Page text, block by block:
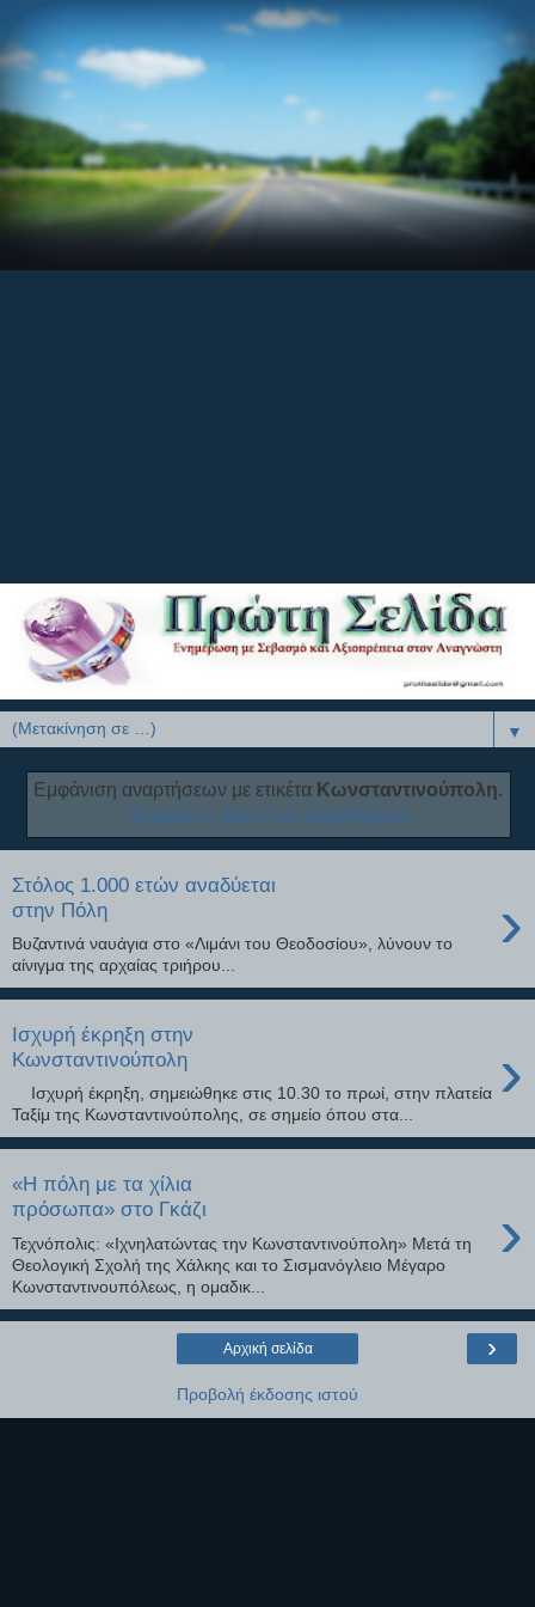
▼
Εμφάνιση αναρτήσεων με ετικέτα Κωνσταντινούπολη.
Εμφάνιση όλων των αναρτήσεων
Στόλος 1.000 ετών αναδύεται
στην Πόλη
›
Βυζαντινά ναυάγια στο «Λιμάνι του Θεοδοσίου», λύνουν το
αίνιγμα της αρχαίας τριήρου...
Ισχυρή έκρηξη στην
Κωνσταντινούπολη
›
Ισχυρή έκρηξη, σημειώθηκε στις 10.30 το πρωί, στην πλατεία
Ταξίμ της Κωνσταντινούπολης, σε σημείο όπου στα...
«Η πόλη με τα χίλια
πρόσωπα» στο Γκάζι
›
Τεχνόπολις: «Ιχνηλατώντας την Κωνσταντινούπολη» Μετά τη
Θεολογική Σχολή της Χάλκης και το Σισμανόγλειο Μέγαρο
Κωνσταντινουπόλεως, η ομαδικ...
›
Αρχική σελίδα
Προβολή έκδοσης ιστού